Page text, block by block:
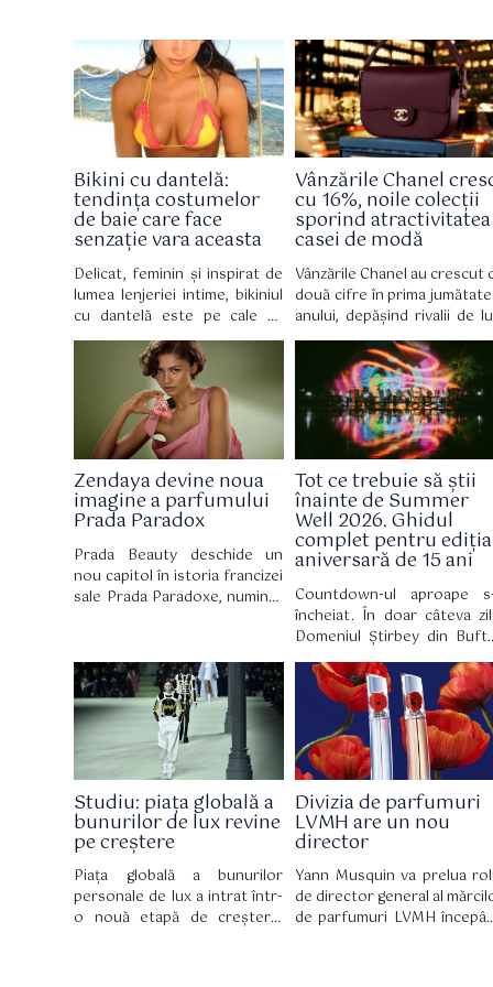
Bikini cu dantelă:
tendința costumelor
de baie care face
senzație vara aceasta
Delicat, feminin și inspirat de
lumea lenjeriei intime, bikiniul
cu dantelă este pe cale să
devină piesa vestimentară
obligatorie a verii 2026,
reinventând costumul de baie
cu o eleganță retro irezistibilă.
Vânzările Chanel
cu 16%, noile colecții
sporind atractivitatea
casei de modă
Vânzările Chanel au crescut
două cifre în prima
anului, depășind rivalii de
inclusiv LVMH,
cumpărătorii bogați
cheltuit o grămadă de bani
noile creații de modă
designerului Matthieu Blazy.
Zendaya devine noua
imagine a parfumului
Prada Paradox
Prada Beauty deschide un
nou capitol în istoria francizei
sale Prada Paradoxe, numind-
simplu parteneriat, această
colaborare celebrează o
personalitate multifațetată,
perfect aliniată cu lumea casei
de modă italiene, însoțind
totodată lansarea parfumului
Prada Paradoxe Sweet
Chemistry Eau de Parfum, o
nouă creație olfactivă cu o
semnătură fructată și florală.
Tot ce trebuie să știi
înainte de Summer
Well 2026. Ghidul
complet pentru ediția
aniversară de 15 ani
Countdown-ul aproape
încheiat. În doar câteva
Domeniul Știrbey din
devine din nou locul în
zeci de mii de oameni
pentru trei zile de
artă, nopți lungi și
care definesc vara. La 15
de la prima ediție,
Well revine cu un line-
eclectic și un
construit în jurul
contemporane.
Studiu: piața globală a
bunurilor de lux revine
pe creștere
Piața globală a bunurilor
personale de lux a intrat într-
o nouă etapă de creștere,
Divizia de parfumuri
LVMH are un nou
director
Yann Musquin va prelua
de director general al
de parfumuri LVMH